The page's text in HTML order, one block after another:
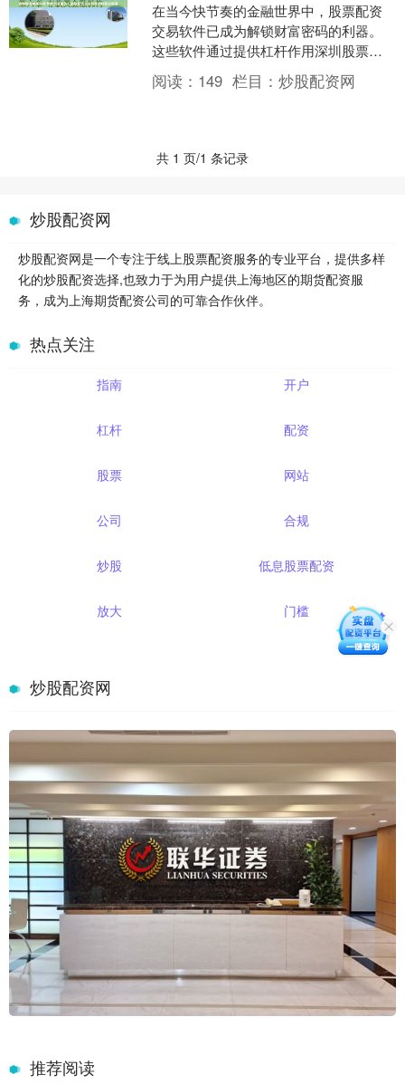
在当今快节奏的金融世界中，股票配资
交易软件已成为解锁财富密码的利器。
这些软件通过提供杠杆作用深圳股票配
资平台，让投资者能够放大其投资潜
力，从而获得更高的回报。 ....
阅读： 149 栏目：炒股配资网
共 1 页/1 条记录
炒股配资网
炒股配资网是一个专注于线上股票配资服务的专业平台，提供多样
化的炒股配资选择,也致力于为用户提供上海地区的期货配资服
务，成为上海期货配资公司的可靠合作伙伴。
热点关注
指南 开户
杠杆 配资
股票 网站
公司 合规
炒股 低息股票配资
放大 门槛
炒股配资网
推荐阅读